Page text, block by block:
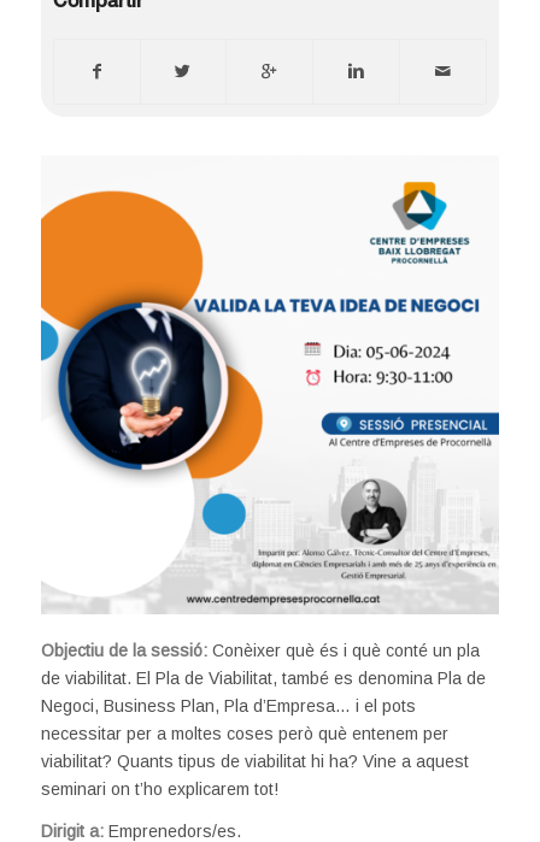
Compartir
Objectiu de la sessió: Conèixer què és i què conté un pla
de viabilitat. El Pla de Viabilitat, també es denomina Pla de
Negoci, Business Plan, Pla d’Empresa… i el pots
necessitar per a moltes coses però què entenem per
viabilitat? Quants tipus de viabilitat hi ha? Vine a aquest
seminari on t’ho explicarem tot!
Dirigit a: Emprenedors/es.